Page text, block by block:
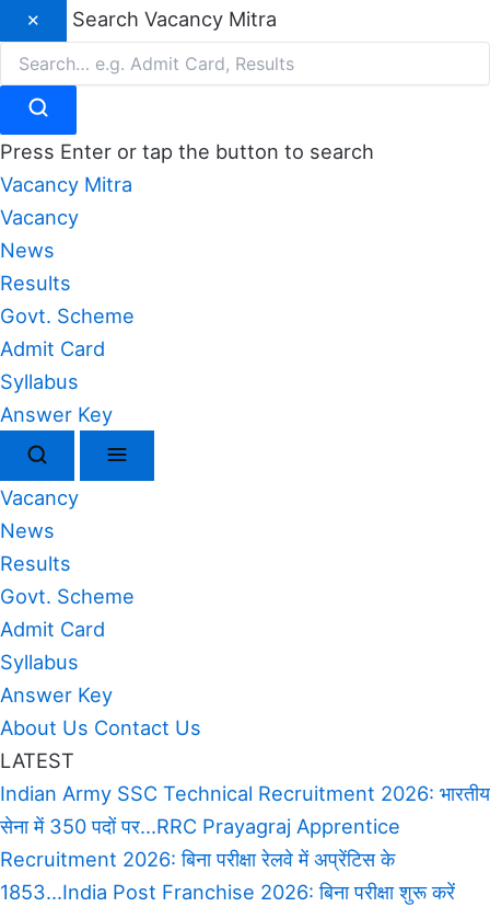
Skip
to
content
✕ Search Vacancy Mitra
Press Enter or tap the button to search
Vacancy Mitra
Vacancy
News
Results
Govt. Scheme
Admit Card
Syllabus
Answer Key
Vacancy
News
Results
Govt. Scheme
Admit Card
Syllabus
Answer Key
About Us Contact Us
LATEST
Indian Army SSC Technical Recruitment 2026: भारतीय
सेना में 350 पदों पर...RRC Prayagraj Apprentice
Recruitment 2026: बिना परीक्षा रेलवे में अप्रेंटिस के
1853...India Post Franchise 2026: बिना परीक्षा शुरू करें